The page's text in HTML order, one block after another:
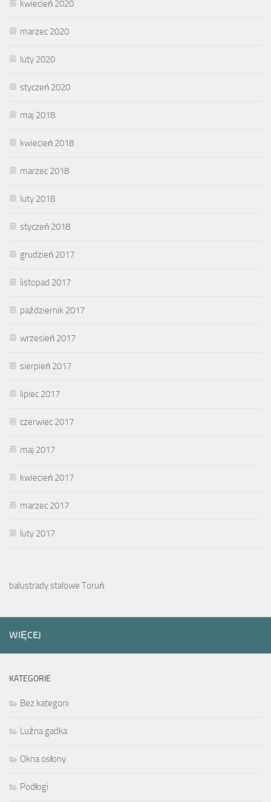
kwiecień 2020
marzec 2020
luty 2020
styczeń 2020
maj 2018
kwiecień 2018
marzec 2018
luty 2018
styczeń 2018
grudzień 2017
listopad 2017
październik 2017
wrzesień 2017
sierpień 2017
lipiec 2017
czerwiec 2017
maj 2017
kwiecień 2017
marzec 2017
luty 2017
balustrady stalowe Toruń
WIĘCEJ
KATEGORIE
Bez kategorii
Luźna gadka
Okna osłony
Podłogi